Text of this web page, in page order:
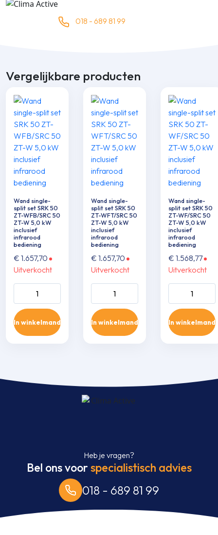
018 - 689 81 99
Vergelijkbare producten
Wand single-
split set SRK 50
ZT-WFB/SRC 50
ZT-W 5,0 kW
inclusief
infrarood
bediening
€ 1.657,70
Uitverkocht
WFB/SRC 50 ZT-
W 5,0 kW inclusief
infrarood
In winkelmand
Wand single-
split set SRK 50
ZT-WFT/SRC 50
ZT-W 5,0 kW
inclusief
infrarood
bediening
€ 1.657,70
Uitverkocht
WFT/SRC 50 ZT-
W 5,0 kW inclusief
infrarood
In winkelmand
Wand single-
split set SRK 50
ZT-WF/SRC 50
ZT-W 5,0 kW
inclusief
infrarood
bediening
€ 1.568,77
Uitverkocht
WF/SRC 50
5,0 kW
infrarood
In winkelmand
Heb je vragen?
Bel ons voorspecialistisch advies
018 - 689 81 99